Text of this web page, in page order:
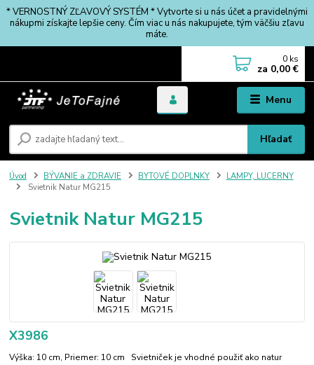
* VERNOSTNÝ ZĽAVOVÝ SYSTÉM * Vytvorte si u nás účet a pravidelnými
nákupmi získajte lepšie ceny. Čím viac u nás nakupujete, tým väčšiu zľavu
máte.
Menu
Hľadať
0 ks
za 0,00 €
Úvod BÝVANIE a ZDRAVIE BYTOVÉ DOPLNKY
LAMPY, LUCERNY
Svietnik Natur MG215
Svietnik Natur MG215
X3986
Výška: 10 cm, Priemer: 10 cm Svietniček je vhodné použiť ako natur